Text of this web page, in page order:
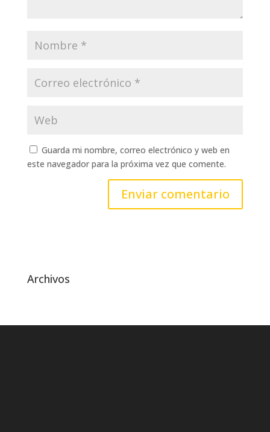
Guarda mi nombre, correo electrónico y web en
este navegador para la próxima vez que comente.
Archivos